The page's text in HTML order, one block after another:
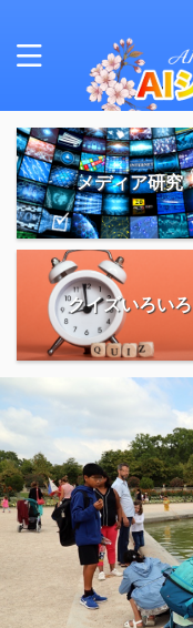
メディア研究
クイズいろいろ